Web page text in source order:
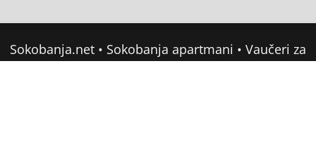
Sokobanja.net • Sokobanja apartmani • Vaučeri za